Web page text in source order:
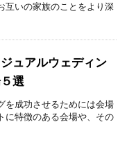
互いの家族のことをより深
ュアルウェディン
選
を成功させるためには会場
に特徴のある会場や、その